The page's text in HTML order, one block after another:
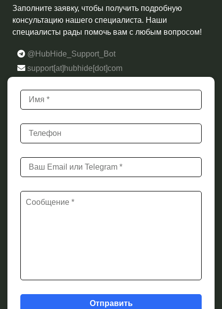
Заполните заявку, чтобы получить подробную
консультацию нашего специалиста. Наши
специалисты рады помочь вам с любым вопросом!
@HubHide_Support_Bot
support[at]hubhide[dot]com
Отправить